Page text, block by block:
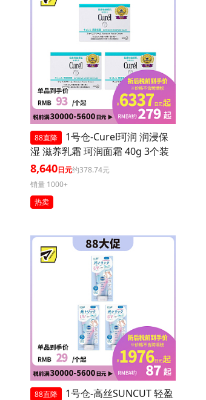
88直降
1号仓-Curel珂润 润浸保
湿 滋养乳霜 珂润面霜 40g 3个装
8,640日元约378.74元
销量 1000+
热卖
88直降 1号仓-高丝SUNCUT 轻盈